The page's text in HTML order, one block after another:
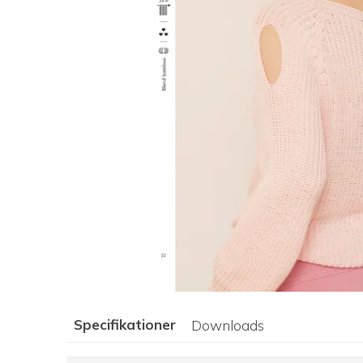
Specifikationer Downloads